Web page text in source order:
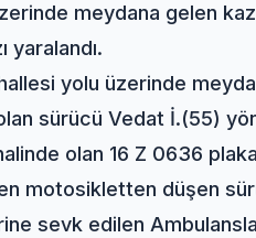
meydana gelen
yaralandı.
yolu üzerinde
sürücü Vedat İ.(55)
olan 16 Z 0636
motosikletten düşen
sevk edilen